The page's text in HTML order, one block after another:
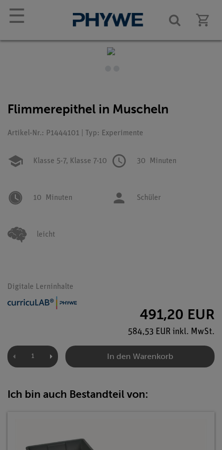
☰
Flimmerepithel in Muscheln
Artikel-Nr.: P1444101 | Typ: Experimente
Klasse 5-7, Klasse 7-10 30 Minuten
10 Minuten Schüler
leicht
Digitale Lerninhalte
491,20 EUR
584,53 EUR inkl. MwSt.
In den Warenkorb
Ich bin auch Bestandteil von: